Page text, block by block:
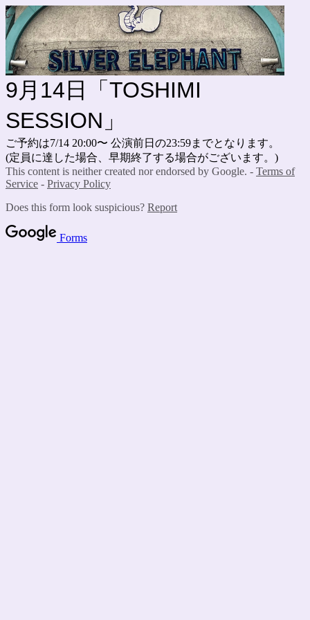
9月14日「TOSHIMI
SESSION」
ご予約は7/14 20:00〜 公演前日の23:59までとなります。
(定員に達した場合、早期終了する場合がございます。)
This content is neither created nor endorsed by Google. - Terms of
Service - Privacy Policy
Does this form look suspicious? Report
Forms